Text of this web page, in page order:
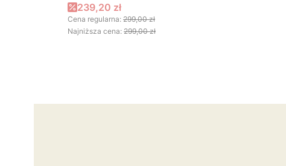
Cena promocyjna
239,20 zł
Cena regularna: 299,00 zł
Najniższa cena: 299,00 zł